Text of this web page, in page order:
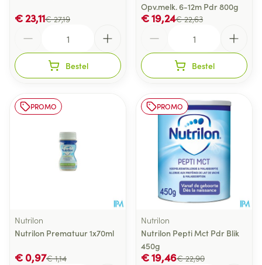
€ 27,19
€ 23,11
Bestel
Opv.melk. 6-12m Pdr 800g
€ 22,63
€ 19,24
Bestel
PROMO
Nutrilon
Nutrilon Prematuur 1x70ml
€ 1,14
€ 0,97
PROMO
Nutrilon
Nutrilon Pepti Mct Pdr Blik
450g
€ 22,90
€ 19,46